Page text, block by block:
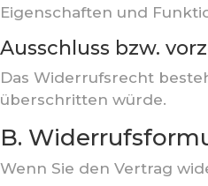
Eigenschaften und
Ausschluss bzw.
Das Widerrufsrecht
überschritten würde.
B.
Wenn Sie den Vertrag